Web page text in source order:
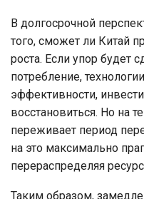
В долгосрочной
того, сможет ли Китай
роста. Если упор будет
потребление,
эффективности,
восстановиться. Но на
переживает период
на это максимально
перераспределяя
Таким образом,